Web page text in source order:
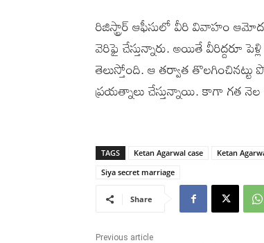
రిజిస్ట్రార్ ఆఫీసులో వీరి వివాహం
వెరిఫై చేస్తున్నారు. అయితే వీరిద్దరూ
తెలుస్తోంది. ఆ తర్వాత
ప్రయత్నాలు చేస్తున్నాయి. కాగా గత
TAGS Ketan Agarwal case Ketan
Siya secret marriage
Share
Previous article